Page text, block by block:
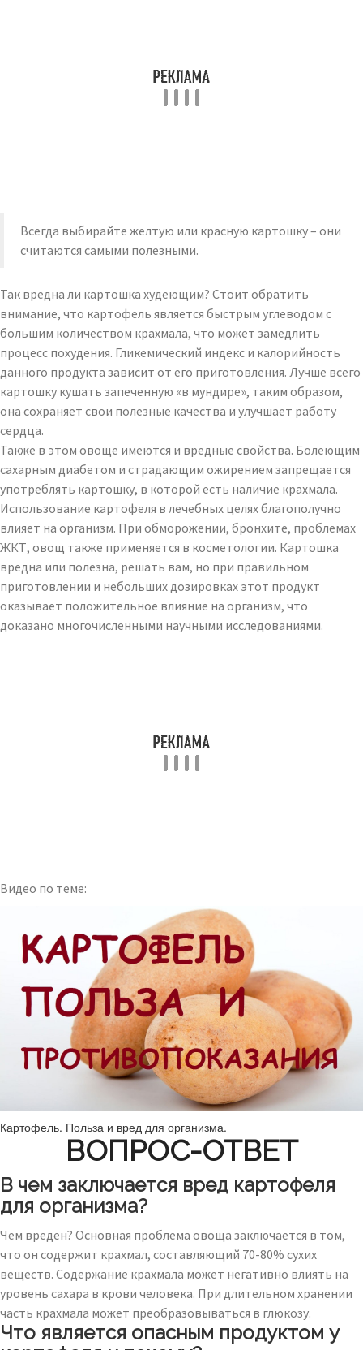
Всегда выбирайте желтую или красную картошку – они
считаются самыми полезными.
Так вредна ли картошка худеющим? Стоит обратить
внимание, что картофель является быстрым углеводом с
большим количеством крахмала, что может замедлить
процесс похудения. Гликемический индекс и калорийность
данного продукта зависит от его приготовления. Лучше всего
картошку кушать запеченную «в мундире», таким образом,
она сохраняет свои полезные качества и улучшает работу
сердца.
Также в этом овоще имеются и вредные свойства. Болеющим
сахарным диабетом и страдающим ожирением запрещается
употреблять картошку, в которой есть наличие крахмала.
Использование картофеля в лечебных целях благополучно
влияет на организм. При обморожении, бронхите, проблемах
ЖКТ, овощ также применяется в косметологии. Картошка
вредна или полезна, решать вам, но при правильном
приготовлении и небольших дозировках этот продукт
оказывает положительное влияние на организм, что
доказано многочисленными научными исследованиями.
Видео по теме:
Картофель. Польза и вред для организма.
ВОПРОС-ОТВЕТ
В чем заключается вред картофеля
для организма?
Чем вреден? Основная проблема овоща заключается в том,
что он содержит крахмал, составляющий 70-80% сухих
веществ. Содержание крахмала может негативно влиять на
уровень сахара в крови человека. При длительном хранении
часть крахмала может преобразовываться в глюкозу.
Что является опасным продуктом у